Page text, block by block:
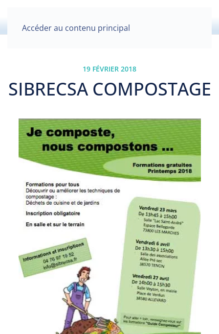
Accéder au contenu principal
19 FÉVRIER 2018
SIBRECSA COMPOSTAGE